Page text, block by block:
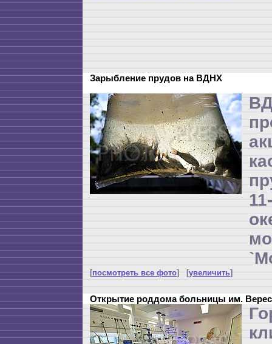
Зарыбление прудов на ВДНХ
[посмотреть все фото] [увеличить]
Открытие роддома больницы им.